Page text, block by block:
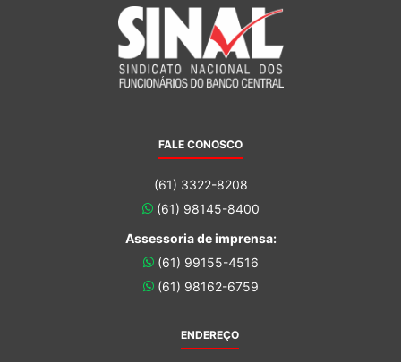
FALE CONOSCO
(61) 3322-8208
(61) 98145-8400
Assessoria de imprensa:
(61) 99155-4516
(61) 98162-6759
ENDEREÇO